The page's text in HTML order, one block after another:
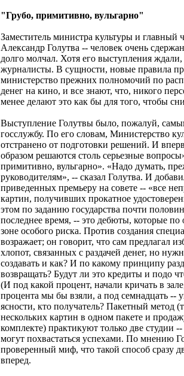
"Грубо, примитивно, вульгарно"
Заместитель министра культуры и главный
Александр Голутва -- человек очень
долго молчал. Хотя его выступления
журналисты. В сущности, новые правила
министерство прежних полномочий по
денег на кино, и все знают, что, никого
менее делают это как бы для того, чтобы
Выступление Голутвы было, пожалуй,
госслужбу. По его словам, Министерство
отстранено от подготовки решений. И
образом решаются столь серьезные
примитивно, вульгарно». «Надо думать,
руководителям», -- сказал Голутва. И
приведенных премьеру на совете -- «все
картин, получивших прокатное
этом по заданию государства почти
последнее время, -- это дебюты, которые по
зоне особого риска. Против создания
возражает; он говорит, что сам предлагал
хлопот, связанных с раздачей денег, но
создавать и как? И по какому принципу
возвращать? Будут ли это кредиты и подо
(И под какой процент, начали кричать в
процента мы бы взяли, а под семнадцать --
ясности, кто получатель? Пакетный метод
нескольких картин в одном пакете и
комплекте) практикуют только две
могут похвастаться успехами. По мнению
проверенный миф, что такой способ сразу
вперед.